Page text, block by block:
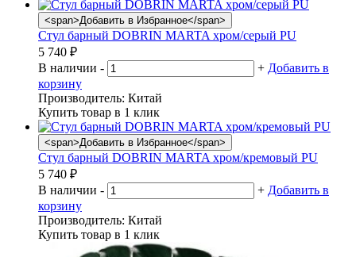
<span>Добавить в Избранное</span>
Стул барный DOBRIN MARTA хром/серый PU
5 740 ₽
В наличии - + Добавить в
корзину
Производитель: Китай
Купить товар в 1 клик
<span>Добавить в Избранное</span>
Стул барный DOBRIN MARTA хром/кремовый PU
5 740 ₽
В наличии - + Добавить в
корзину
Производитель: Китай
Купить товар в 1 клик